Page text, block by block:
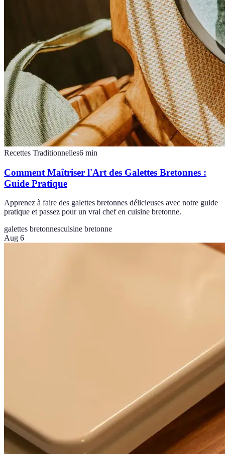
Recettes Traditionnelles6 min
Comment Maîtriser l'Art des Galettes Bretonnes :
Guide Pratique
Apprenez à faire des galettes bretonnes délicieuses avec notre guide
pratique et passez pour un vrai chef en cuisine bretonne.
galettes bretonnescuisine bretonne
Aug 6